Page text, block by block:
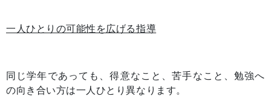
一人ひとりの可能性を広げる指導
同じ学年であっても、得意なこと、苦手なこと、勉強へ
の向き合い方は一人ひとり異なります。